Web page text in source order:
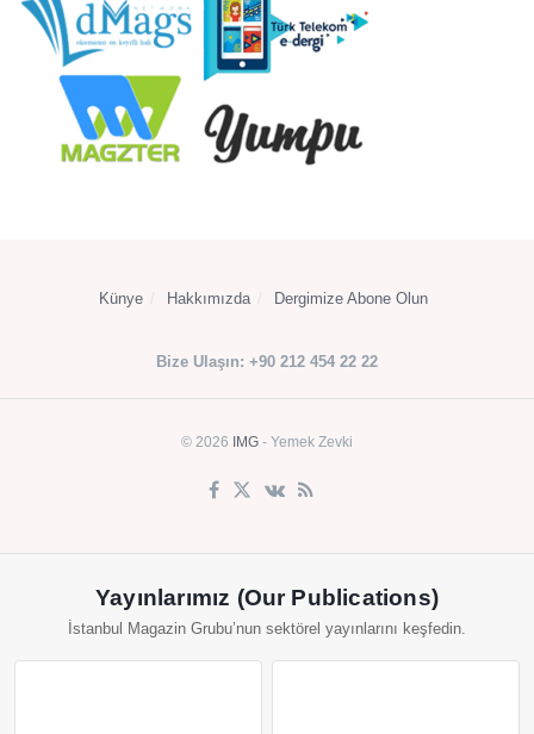
Künye Hakkımızda Dergimize Abone Olun
Bize Ulaşın: +90 212 454 22 22
© 2026 IMG - Yemek Zevki
Yayınlarımız (Our Publications)
İstanbul Magazin Grubu’nun sektörel yayınlarını keşfedin.